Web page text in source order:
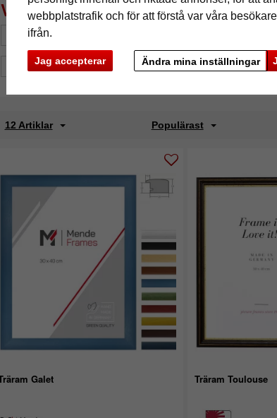
webbplatstrafik och för att förstå var våra
ifrån.
Jag accepterar Ändra mina inställningar
Märke
Speciella egenskaper Profilbredd
12 Artiklar Populärast
Galet Träram Toulouse